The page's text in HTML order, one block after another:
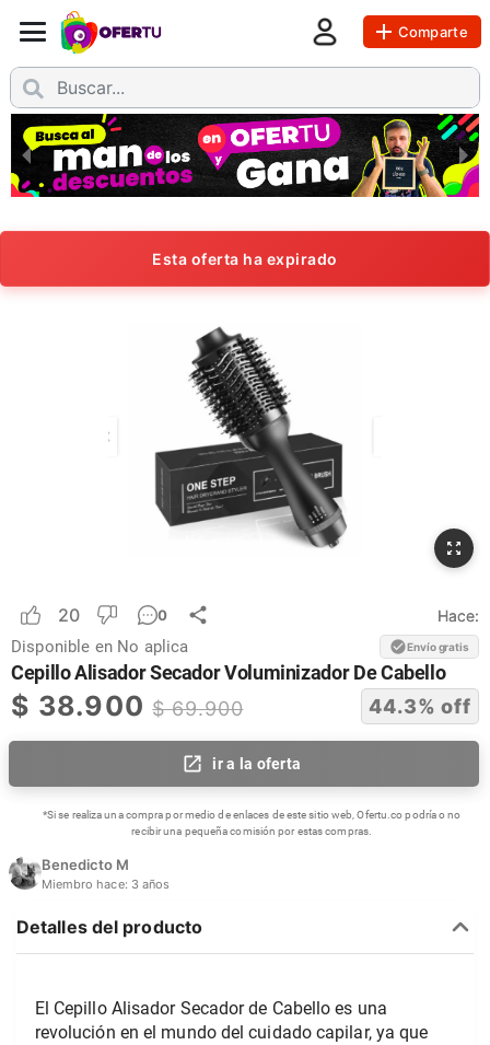
Comparte
Esta oferta ha expirado
20 0 Hace:
Disponible en No aplica Envío gratis
Cepillo Alisador Secador Voluminizador De Cabello
$ 38.900 $69.900 44.3% off
ir a la oferta
*Si se realiza una compra por medio de enlaces de este sitio web, Ofertu.co podría o no
recibir una pequeña comisión por estas compras.
Benedicto M
Miembro hace: 3 años
Detalles del producto
El Cepillo Alisador Secador de Cabello es una
revolución en el mundo del cuidado capilar, ya que